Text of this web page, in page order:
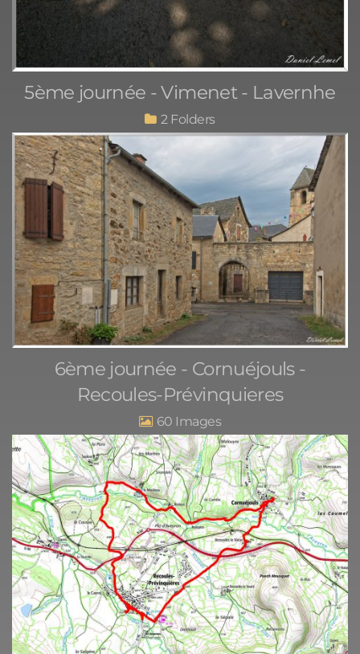
5ème journée - Vimenet - Lavernhe
2
6ème journée - Cornuéjouls -
Recoules-Prévinquieres
60